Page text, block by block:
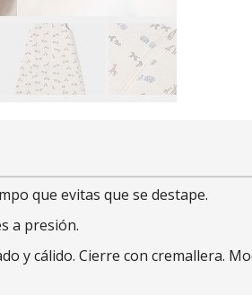
que evitas que se destape.
a presión.
y cálido. Cierre con cremallera.